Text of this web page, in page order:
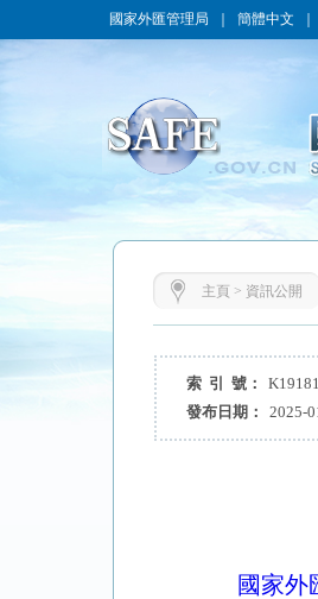
國家外匯管理局 簡體中文
主頁 > 資訊公開
索 引 號：
發布日期：
2025-
國家外